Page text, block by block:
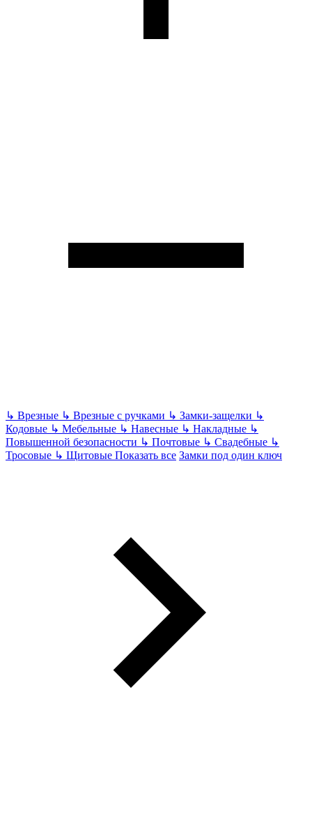
↳ Врезные ↳ Врезные с ручками ↳ Замки-защелки ↳
Кодовые ↳ Мебельные ↳ Навесные ↳ Накладные ↳
Повышенной безопасности ↳ Почтовые ↳ Свадебные ↳
Тросовые ↳ Щитовые Показать все Замки под один ключ